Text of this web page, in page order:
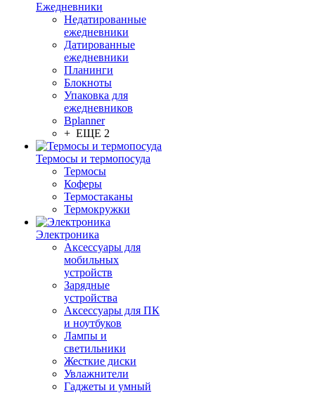
Ежедневники
Недатированные
ежедневники
Датированные
ежедневники
Планинги
Блокноты
Упаковка для
ежедневников
Bplanner
+ ЕЩЕ 2
Термосы и термопосуда
Термосы
Коферы
Термостаканы
Термокружки
Электроника
Аксессуары для
мобильных
устройств
Зарядные
устройства
Аксессуары для ПК
и ноутбуков
Лампы и
светильники
Жесткие диски
Увлажнители
Гаджеты и умный